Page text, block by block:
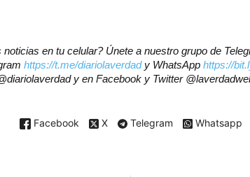
en tu celular? Únete a nuestro grupo de
https://t.me/diariolaverdady WhatsApp https://
y en Facebook y Twitter
Facebook X Telegram Whatsapp